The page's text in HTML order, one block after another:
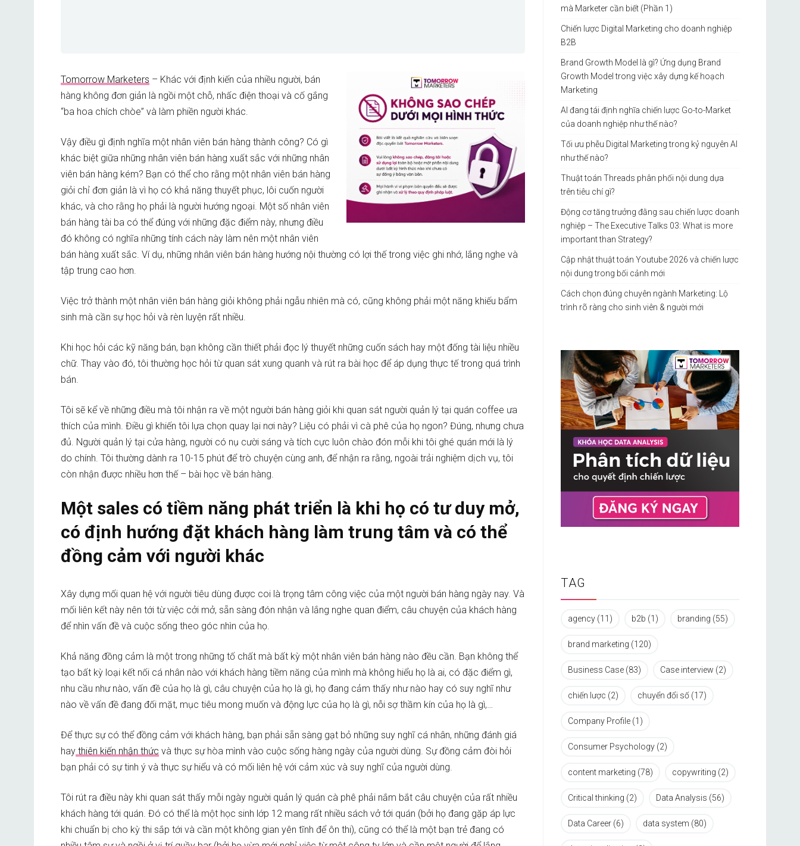
Tomorrow Marketers – Khác với định kiến của nhiều người, bán
hàng không đơn giản là ngồi một chỗ, nhấc điện thoại và cố gắng
“ba hoa chích chòe” và làm phiền người khác.
Vậy điều gì định nghĩa một nhân viên bán hàng thành công? Có gì
khác biệt giữa những nhân viên bán hàng xuất sắc với những nhân
viên bán hàng kém? Bạn có thể cho rằng một nhân viên bán hàng
giỏi chỉ đơn giản là vì họ có khả năng thuyết phục, lôi cuốn người
khác, và cho rằng họ phải là người hướng ngoại. Một số nhân viên
bán hàng tài ba có thể đúng với những đặc điểm này, nhưng điều
đó không có nghĩa những tính cách này làm nên một nhân viên
bán hàng xuất sắc. Ví dụ, những nhân viên bán hàng hướng nội thường có lợi thế trong việc ghi nhớ, lắng nghe và
tập trung cao hơn.
Việc trở thành một nhân viên bán hàng giỏi không phải ngẫu nhiên mà có, cũng không phải một năng khiếu bẩm
sinh mà cần sự học hỏi và rèn luyện rất nhiều.
Khi học hỏi các kỹ năng bán, bạn không cần thiết phải đọc lý thuyết những cuốn sách hay một đống tài liệu nhiều
chữ. Thay vào đó, tôi thường học hỏi từ quan sát xung quanh và rút ra bài học để áp dụng thực tế trong quá trình
bán.
Tôi sẽ kể về những điều mà tôi nhận ra về một người bán hàng giỏi khi quan sát người quản lý tại quán coffee ưa
thích của mình. Điều gì khiến tôi lựa chọn quay lại nơi này? Liệu có phải vì cà phê của họ ngon? Đúng, nhưng chưa
đủ. Người quản lý tại cửa hàng, người có nụ cười sáng và tích cực luôn chào đón mỗi khi tôi ghé quán mới là lý
do chính. Tôi thường dành ra 10-15 phút để trò chuyện cùng anh, để nhận ra rằng, ngoài trải nghiệm dịch vụ, tôi
còn nhận được nhiều hơn thế – bài học về bán hàng.
Một sales có tiềm năng phát triển là khi họ có tư duy mở,
có định hướng đặt khách hàng làm trung tâm và có thể
đồng cảm với người khác
Xây dựng mối quan hệ với người tiêu dùng được coi là trọng tâm công việc của một người bán hàng ngày nay. Và
mối liên kết này nên tới từ việc cởi mở, sẵn sàng đón nhận và lắng nghe quan điểm, câu chuyện của khách hàng
để nhìn vấn đề và cuộc sống theo góc nhìn của họ.
Khả năng đồng cảm là một trong những tố chất mà bất kỳ một nhân viên bán hàng nào đều cần. Bạn không thể
tạo bất kỳ loại kết nối cá nhân nào với khách hàng tiềm năng của mình mà không hiểu họ là ai, có đặc điểm gì,
nhu cầu như nào, vấn đề của họ là gì, câu chuyện của họ là gì, họ đang cảm thấy như nào hay có suy nghĩ như
nào về vấn đề đang đối mặt, mục tiêu mong muốn và động lực của họ là gì, nỗi sợ thầm kín của họ là gì,…
Để thực sự có thể đồng cảm với khách hàng, bạn phải sẵn sàng gạt bỏ những suy nghĩ cá nhân, những đánh giá
hay thiên kiến nhận thức và thực sự hòa mình vào cuộc sống hàng ngày của người dùng. Sự đồng cảm đòi hỏi
bạn phải có sự tinh ý và thực sự hiểu và có mối liên hệ với cảm xúc và suy nghĩ của người dùng.
Tôi rút ra điều này khi quan sát thấy mỗi ngày người quản lý quán cà phê phải nắm bắt câu chuyện của rất nhiều
khách hàng tới quán. Đó có thể là một học sinh lớp 12 mang rất nhiều sách vở tới quán (bởi họ đang gặp áp lực
khi chuẩn bị cho kỳ thi sắp tới và cần một không gian yên tĩnh để ôn thi), cũng có thể là một bạn trẻ đang có
mà Marketer cần biết (Phần 1)
Chiến lược Digital Marketing cho doanh nghiệp
B2B
Brand Growth Model là gì? Ứng dụng Brand
Growth Model trong việc xây dựng kế hoạch
Marketing
AI đang tái định nghĩa chiến lược Go-to-Market
của doanh nghiệp như thế nào?
Tối ưu phễu Digital Marketing trong kỷ nguyên AI
như thế nào?
Thuật toán Threads phân phối nội dung dựa
trên tiêu chí gì?
Động cơ tăng trưởng đằng sau chiến lược doanh
nghiệp – The Executive Talks 03: What is more
important than Strategy?
Cập nhật thuật toán Youtube 2026 và chiến lược
nội dung trong bối cảnh mới
Cách chọn đúng chuyên ngành Marketing: Lộ
trình rõ ràng cho sinh viên & người mới
TAG
agency (11) b2b (1) branding (55)
brand marketing (120)
Business Case (83) Case interview (2)
chiến lược (2) chuyển đổi số (17)
Company Profile (1)
Consumer Psychology (2)
content marketing (78) copywriting (2)
Critical thinking (2) Data Analysis (56)
Data Career (6) data system (80)